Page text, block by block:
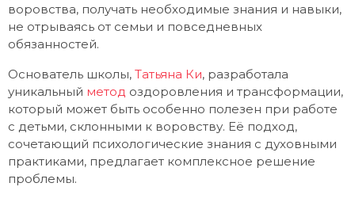
воровства, получать необходимые знания и навыки,
не отрываясь от семьи и повседневных
обязанностей.
Основатель школы, Татьяна Ки, разработала
уникальный метод оздоровления и трансформации,
который может быть особенно полезен при работе
с детьми, склонными к воровству. Её подход,
сочетающий психологические знания с духовными
практиками, предлагает комплексное решение
проблемы.